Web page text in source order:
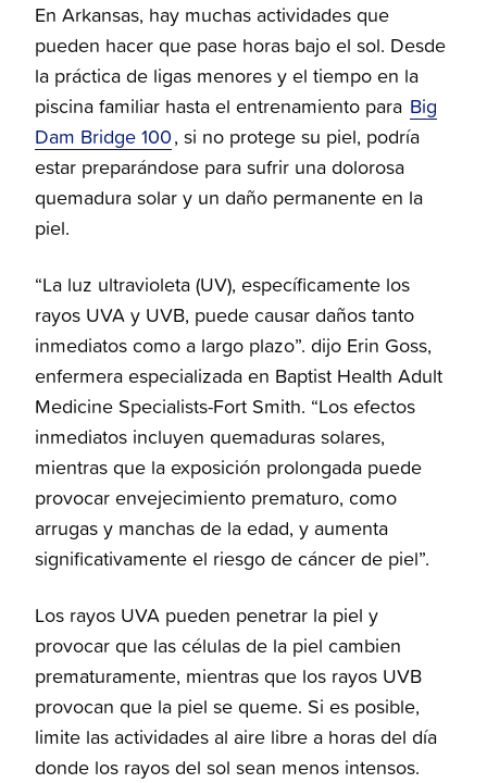
En Arkansas, hay muchas actividades que
pueden hacer que pase horas bajo el sol. Desde
la práctica de ligas menores y el tiempo en la
piscina familiar hasta el entrenamiento para Big
Dam Bridge 100, si no protege su piel, podría
estar preparándose para sufrir una dolorosa
quemadura solar y un daño permanente en la
piel.
“La luz ultravioleta (UV), específicamente los
rayos UVA y UVB, puede causar daños tanto
inmediatos como a largo plazo”. dijo Erin Goss,
enfermera especializada en Baptist Health Adult
Medicine Specialists-Fort Smith. “Los efectos
inmediatos incluyen quemaduras solares,
mientras que la exposición prolongada puede
provocar envejecimiento prematuro, como
arrugas y manchas de la edad, y aumenta
significativamente el riesgo de cáncer de piel”.
Los rayos UVA pueden penetrar la piel y
provocar que las células de la piel cambien
prematuramente, mientras que los rayos UVB
provocan que la piel se queme. Si es posible,
limite las actividades al aire libre a horas del día
donde los rayos del sol sean menos intensos.